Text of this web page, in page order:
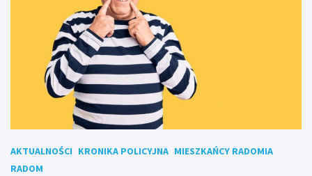
AKTUALNOŚCI KRONIKA POLICYJNA MIESZKAŃCY RADOMIA
RADOM